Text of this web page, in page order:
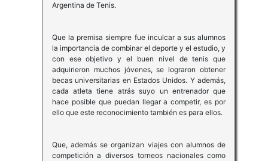
Argentina de Tenis.
Que la premisa siempre fue inculcar a sus alumnos
la importancia de combinar el deporte y el estudio, y
con ese objetivo y el buen nivel de tenis que
adquirieron muchos jóvenes, se lograron obtener
becas universitarias en Estados Unidos. Y además,
cada atleta tiene atrás suyo un entrenador que
hace posible que puedan llegar a competir, es por
ello que este reconocimiento también es para ellos.
Que, además se organizan viajes con alumnos de
competición a diversos torneos nacionales como